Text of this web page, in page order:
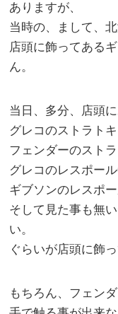
ありますが、
当時の、まして、
店頭に飾ってある
ん。
当日、多分、店頭
グレコのストラト
フェンダーのスト
グレコのレスポー
ギブソンのレスポ
そして見た事も無
い。
ぐらいが店頭に飾
もちろん、フェン